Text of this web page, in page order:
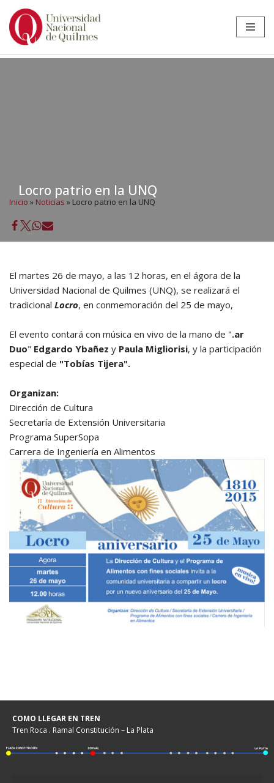
Ir
Locro patrio en la UNQ
Inicio » Noticias » Locro patrio en la UNQ
El martes 26 de mayo, a las 12 horas, en el ágora de la
Universidad Nacional de Quilmes (UNQ), se realizará el
tradicional Locro, en conmemoración del 25 de mayo,
El evento contará con música en vivo de la mano de ".ar
Duo" Edgardo Ybañez y Paula Migliorisi, y la participación
especial de "Tobías Tijera".
Organizan:
Dirección de Cultura
Secretaría de Extensión Universitaria
Programa SuperSopa
Carrera de Ingeniería en Alimentos
COMO LLEGAR EN TREN
Tren Roca . Ramal Constitución – La Plata